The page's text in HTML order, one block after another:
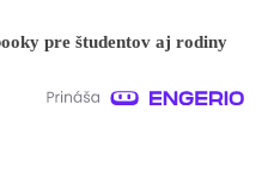
pre študentov aj rodiny